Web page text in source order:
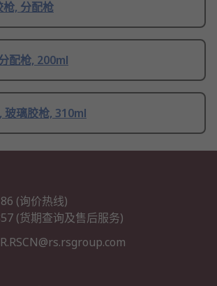
枪, 分配枪
配枪, 200ml
玻璃胶枪, 310ml
(询价热线)
(货期查询及售后服务)